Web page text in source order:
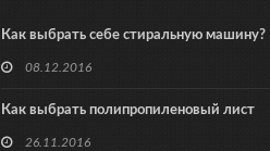
Как выбрать себе стиральную машину?
08.12.2016
Как выбрать полипропиленовый лист
26.11.2016